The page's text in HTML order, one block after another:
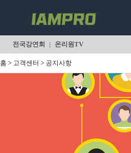
전국강연회 | 온리원TV
홈 > 고객센터 > 공지사항